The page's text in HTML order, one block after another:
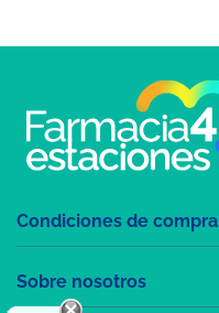
Condiciones de compra
Sobre nosotros